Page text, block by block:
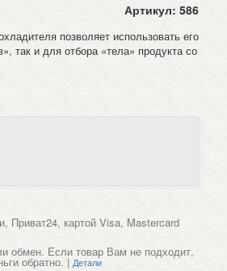
Артикул: 586
позволяет использовать его
так и для отбора «тела» продукта со
Приват24, картой Visa, Mastercard
обмен. Если товар Вам не подходит,
обратно. | Детали